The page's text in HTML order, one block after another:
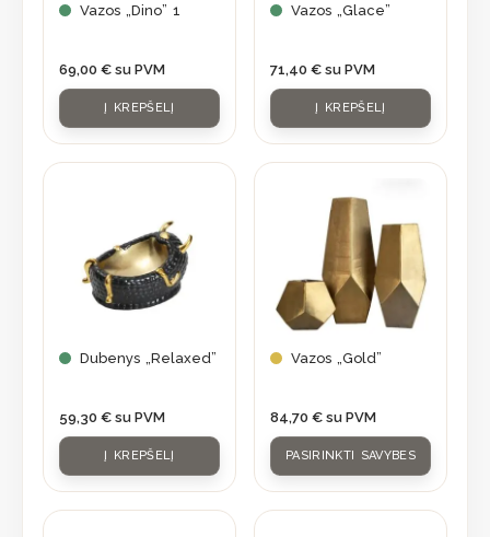
Vazos „Dino” 1
69,00 € su PVM
Į KREPŠELĮ
Vazos „Glace”
71,40 € su PVM
Į KREPŠELĮ
Dubenys „Relaxed”
59,30 € su PVM
Į KREPŠELĮ
Vazos „Gold”
84,70 € su PVM
PASIRINKTI SAVYBES
multiple
variants.
The
options
may
chosen
on
the
product
page